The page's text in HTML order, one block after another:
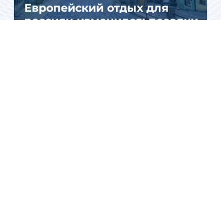
Европейский отдых для
россиян изменился: поездки